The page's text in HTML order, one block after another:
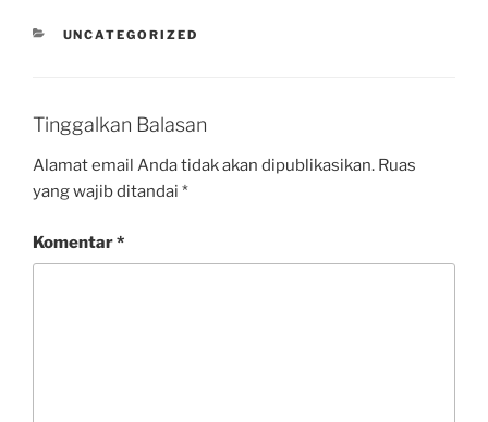
UNCATEGORIZED
Tinggalkan Balasan
Alamat email Anda tidak akan dipublikasikan. Ruas
yang wajib ditandai *
Komentar*